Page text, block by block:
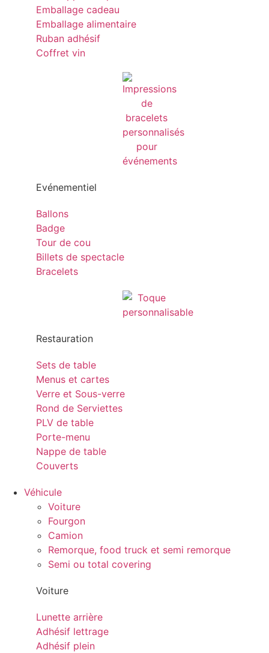
Emballage cadeau
Emballage alimentaire
Ruban adhésif
Coffret vin
Evénementiel
Ballons
Badge
Tour de cou
Billets de spectacle
Bracelets
Restauration
Sets de table
Menus et cartes
Verre et Sous-verre
Rond de Serviettes
PLV de table
Porte-menu
Nappe de table
Couverts
Véhicule
Voiture
Fourgon
Camion
Remorque, food truck et semi remorque
Semi ou total covering
Voiture
Lunette arrière
Adhésif lettrage
Adhésif plein